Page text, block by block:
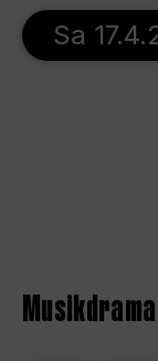
Sa
Musikdrama